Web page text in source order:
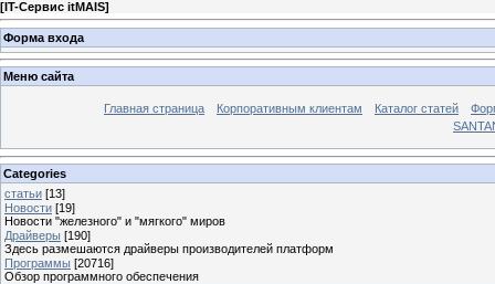
[IT-Сервис itMAIS]
Форма входа
Меню сайта
Главная страница Корпоративным клиентам Каталог статей
Categories
статьи [13]
Новости [19]
Новости "железного" и "мягкого" миров
Драйверы [190]
Здесь размешаются драйверы производителей платформ
Программы [20716]
Обзор программного обеспечения